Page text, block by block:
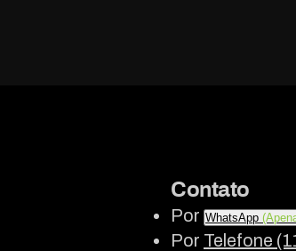
Contato
Por WhatsApp
Por Telefone